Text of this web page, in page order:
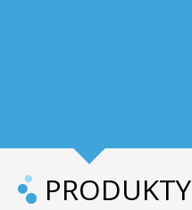
PRODUKTY